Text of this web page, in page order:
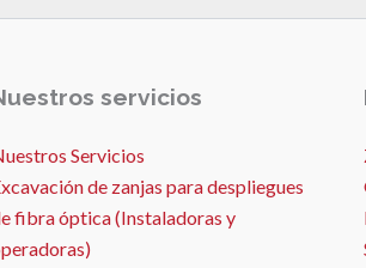
servicios
Servicios
de zanjas para despliegues
fibra óptica (Instaladoras y